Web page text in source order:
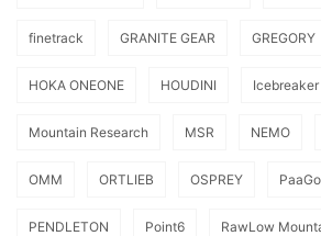
finetrack GRANITE GEAR GREGORY
HOKA ONEONE HOUDINI Icebreaker
Mountain Research MSR NEMO
OMM ORTLIEB OSPREY PaaGo
PENDLETON Point6 RawLow